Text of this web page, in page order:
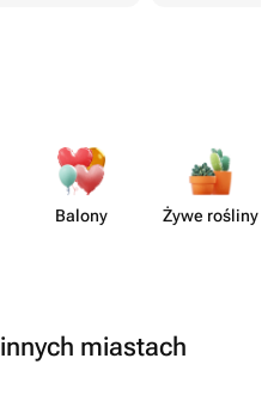
Balony Żywe rośliny
miastach